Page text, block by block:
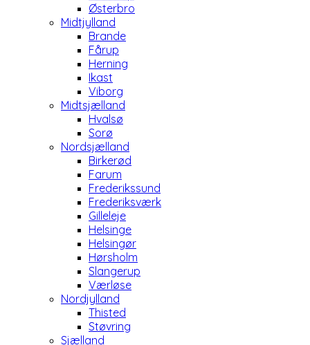
Østerbro
Midtjylland
Brande
Fårup
Herning
Ikast
Viborg
Midtsjælland
Hvalsø
Sorø
Nordsjælland
Birkerød
Farum
Frederikssund
Frederiksværk
Gilleleje
Helsinge
Helsingør
Hørsholm
Slangerup
Værløse
Nordjylland
Thisted
Støvring
Sjælland